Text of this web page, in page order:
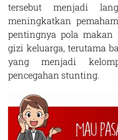
tersebut menjadi
meningkatkan
pentingnya pola makan
gizi keluarga, terutama
yang menjadi
pencegahan stunting.